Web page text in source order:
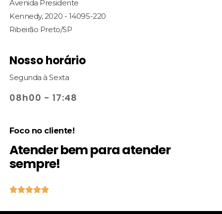
Avenida Presidente
Kennedy, 2020 - 14095-220
Ribeirão Preto/SP
Nosso horário
Segunda à Sexta
08h00 - 17:48
Foco no cliente!
Atender bem para atender
sempre!
